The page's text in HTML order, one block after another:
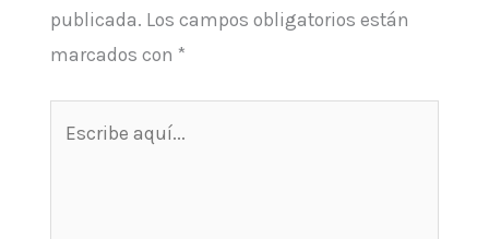
publicada. Los campos obligatorios están
marcados con *